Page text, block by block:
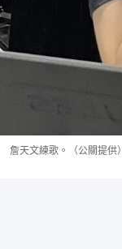
詹天文練歌。（公關提供）